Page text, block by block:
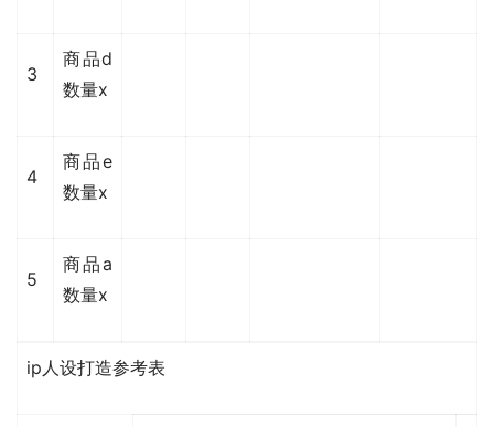
3
商品d
数量x
4
商品e
数量x
5
商品a
数量x
ip人设打造参考表